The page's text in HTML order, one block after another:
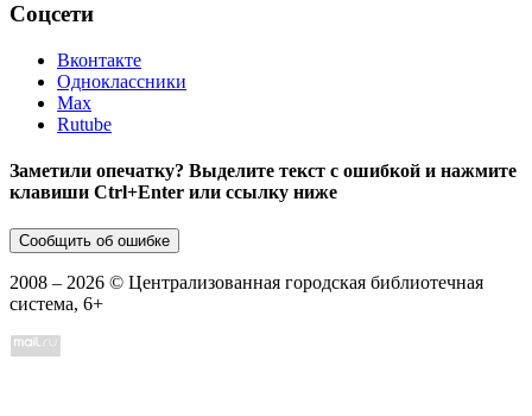
Соцсети
Вконтакте
Одноклассники
Max
Rutube
Заметили опечатку? Выделите текст с ошибкой и нажмите
клавиши Ctrl+Enter или ссылку ниже
Сообщить об ошибке
2008 – 2026 © Централизованная городская библиотечная
система, 6+